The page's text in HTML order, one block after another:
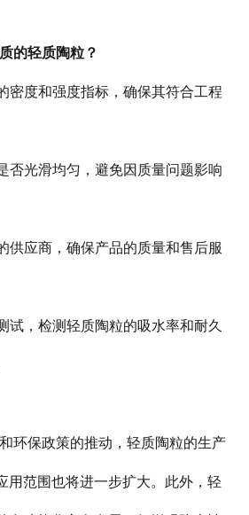
的轻质陶粒？
密度和强度指标，确保其符合工程
否光滑均匀，避免因质量问题影响
供应商，确保产品的质量和售后服
试，检测轻质陶粒的吸水率和耐久
环保政策的推动，轻质陶粒的生产
用范围也将进一步扩大。此外，轻